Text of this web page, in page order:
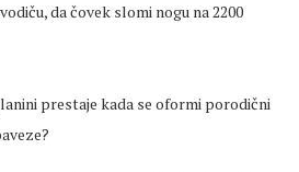
da čovek slomi nogu na 2200
prestaje kada se oformi porodični